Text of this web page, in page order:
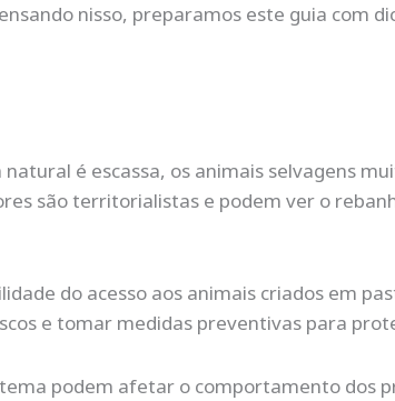
nisso, preparamos este guia com
é escassa, os animais selvagens
são territorialistas e podem ver o
do acesso aos animais criados em
e tomar medidas preventivas para
podem afetar o comportamento dos